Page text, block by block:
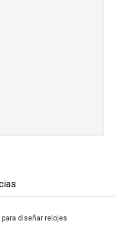
diseñar relojes